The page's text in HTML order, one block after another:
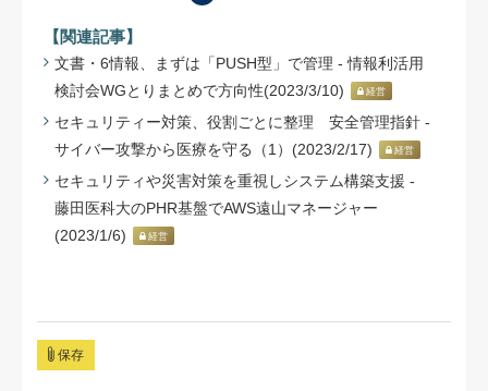
【関連記事】
文書・6情報、まずは「PUSH型」で管理 - 情報利活用
検討会WGとりまとめで方向性(2023/3/10)
経営
セキュリティー対策、役割ごとに整理 安全管理指針 -
サイバー攻撃から医療を守る（1）(2023/2/17)
経営
セキュリティや災害対策を重視しシステム構築支援 -
藤田医科大のPHR基盤でAWS遠山マネージャー
(2023/1/6)
経営
保存